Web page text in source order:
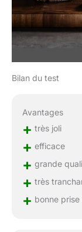
Bilan du test
Avantages
+ très joli
+ efficace
+ grande
+ très
+ bonne prise